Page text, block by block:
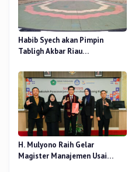
Habib Syech akan Pimpin
Tabligh Akbar Riau
Nur, Besok
H. Mulyono Raih Gelar
Magister Manajemen Usai